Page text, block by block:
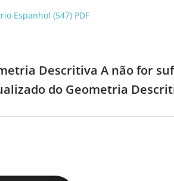
Espanhol (547) PDF
Descritiva A não for
do Geometria